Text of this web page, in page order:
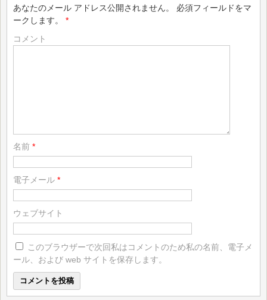
あなたのメール アドレス公開されません。
必須フィールドをマ
ークします。 *
コメント
名前 *
電子メール *
ウェブサイト
このブラウザーで次回私はコメントのため私の名前、電子メ
ール、および web サイトを保存します。